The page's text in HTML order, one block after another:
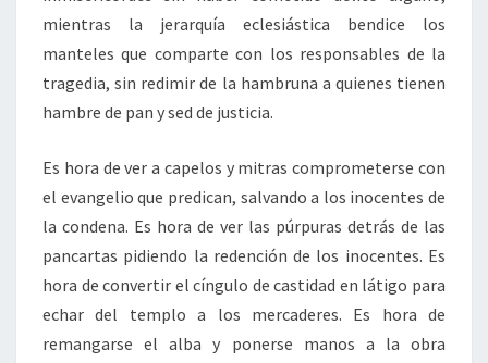
mientras la jerarquía eclesiástica bendice los
manteles que comparte con los responsables de la
tragedia, sin redimir de la hambruna a quienes tienen
hambre de pan y sed de justicia.
Es hora de ver a capelos y mitras comprometerse con
el evangelio que predican, salvando a los inocentes de
la condena. Es hora de ver las púrpuras detrás de las
pancartas pidiendo la redención de los inocentes. Es
hora de convertir el cíngulo de castidad en látigo para
echar del templo a los mercaderes. Es hora de
remangarse el alba y ponerse manos a la obra